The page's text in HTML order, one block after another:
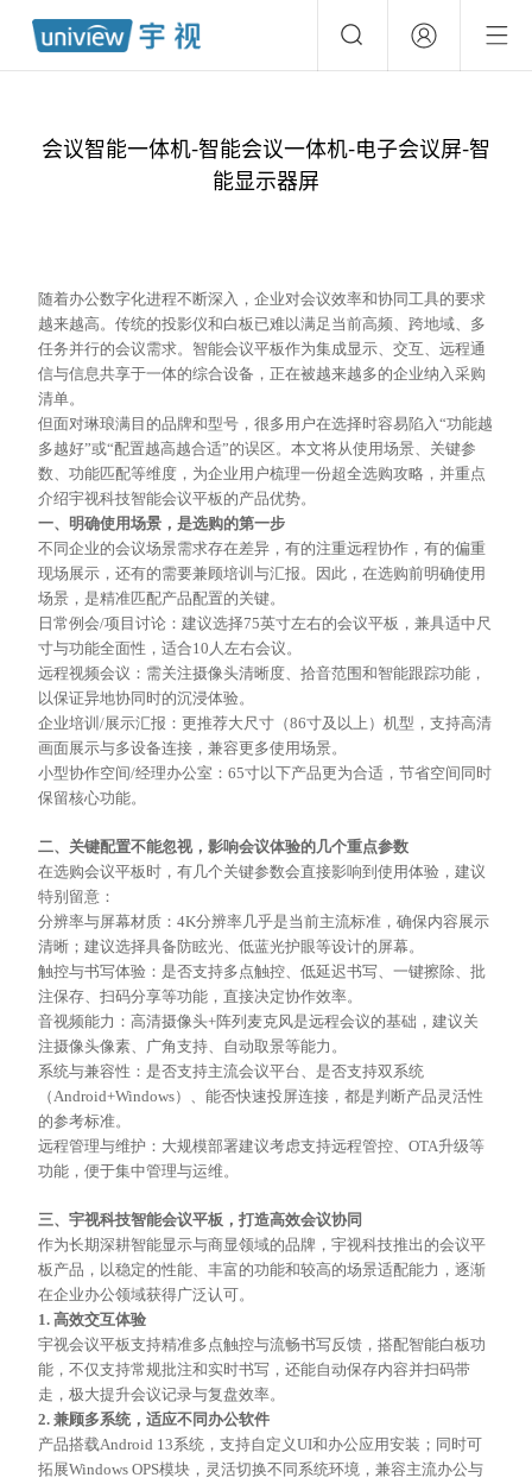
会议智能一体机-智能会议一体机-电子会议屏-智
能显示器屏
随着办公数字化进程不断深入，企业对会议效率和协同工具的要求
越来越高。传统的投影仪和白板已难以满足当前高频、跨地域、多
任务并行的会议需求。智能会议平板作为集成显示、交互、远程通
信与信息共享于一体的综合设备，正在被越来越多的企业纳入采购
清单。
但面对琳琅满目的品牌和型号，很多用户在选择时容易陷入“功能越
多越好”或“配置越高越合适”的误区。本文将从使用场景、关键参
数、功能匹配等维度，为企业用户梳理一份超全选购攻略，并重点
介绍宇视科技智能会议平板的产品优势。
一、明确使用场景，是选购的第一步
不同企业的会议场景需求存在差异，有的注重远程协作，有的偏重
现场展示，还有的需要兼顾培训与汇报。因此，在选购前明确使用
场景，是精准匹配产品配置的关键。
日常例会/项目讨论：建议选择75英寸左右的会议平板，兼具适中尺
寸与功能全面性，适合10人左右会议。
远程视频会议：需关注摄像头清晰度、拾音范围和智能跟踪功能，
以保证异地协同时的沉浸体验。
企业培训/展示汇报：更推荐大尺寸（86寸及以上）机型，支持高清
画面展示与多设备连接，兼容更多使用场景。
小型协作空间/经理办公室：65寸以下产品更为合适，节省空间同时
保留核心功能。
二、关键配置不能忽视，影响会议体验的几个重点参数
在选购会议平板时，有几个关键参数会直接影响到使用体验，建议
特别留意：
分辨率与屏幕材质：4K分辨率几乎是当前主流标准，确保内容展示
清晰；建议选择具备防眩光、低蓝光护眼等设计的屏幕。
触控与书写体验：是否支持多点触控、低延迟书写、一键擦除、批
注保存、扫码分享等功能，直接决定协作效率。
音视频能力：高清摄像头+阵列麦克风是远程会议的基础，建议关
注摄像头像素、广角支持、自动取景等能力。
系统与兼容性：是否支持主流会议平台、是否支持双系统
（Android+Windows）、能否快速投屏连接，都是判断产品灵活性
的参考标准。
远程管理与维护：大规模部署建议考虑支持远程管控、OTA升级等
功能，便于集中管理与运维。
三、宇视科技智能会议平板，打造高效会议协同
作为长期深耕智能显示与商显领域的品牌，宇视科技推出的会议平
板产品，以稳定的性能、丰富的功能和较高的场景适配能力，逐渐
在企业办公领域获得广泛认可。
1. 高效交互体验
宇视会议平板支持精准多点触控与流畅书写反馈，搭配智能白板功
能，不仅支持常规批注和实时书写，还能自动保存内容并扫码带
走，极大提升会议记录与复盘效率。
2. 兼顾多系统，适应不同办公软件
产品搭载Android 13系统，支持自定义UI和办公应用安装；同时可
拓展Windows OPS模块，灵活切换不同系统环境，兼容主流办公与